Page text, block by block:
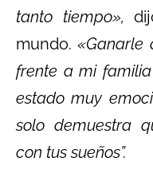
tanto tiempo»,
mundo.«Ganarle
frente a mi
estado muy
solo demuestra
con tus sueños”.